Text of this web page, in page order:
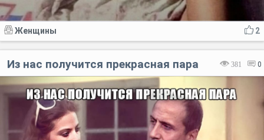
2
Женщины
381 0
Из нас получится прекрасная пара